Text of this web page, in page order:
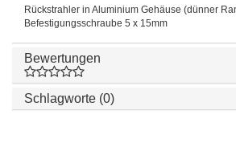
Rückstrahler in Aluminium Gehäuse (dünner
Befestigungsschraube 5 x 15mm
Bewertungen
Schlagworte (0)